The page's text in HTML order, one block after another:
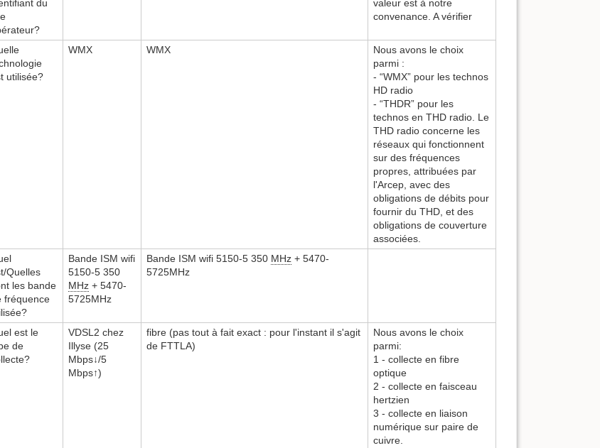
du
valeur est à notre
convenance. A vérifier
utilisée?
WMX WMX
Nous avons le choix
parmi :
- “WMX” pour les technos
HD radio
- “THDR” pour les
technos en THD radio. Le
THD radio concerne les
réseaux qui fonctionnent
sur des fréquences
propres, attribuées par
l'Arcep, avec des
obligations de débits pour
fournir du THD, et des
obligations de couverture
associées.
Quelles
les bande
fréquence
Bande ISM wifi
5150-5 350
MHz + 5470-
5725MHz
Bande ISM wifi 5150-5 350 MHz + 5470-
5725MHz
est le
de
VDSL2 chez
Illyse (25
Mbps↓/5
Mbps↑)
fibre (pas tout à fait exact : pour l'instant il s'agit
de FTTLA)
Nous avons le choix
parmi:
1 - collecte en fibre
optique
2 - collecte en faisceau
hertzien
3 - collecte en liaison
numérique sur paire de
cuivre.